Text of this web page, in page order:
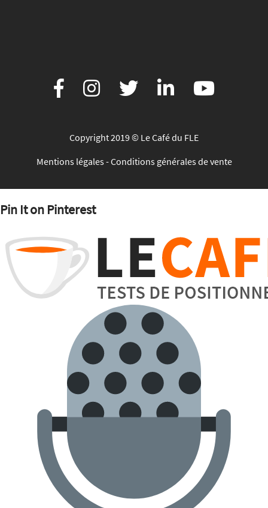
Copyright 2019 © Le Café du FLE
Mentions légales-Conditions générales de vente
Pin It on Pinterest